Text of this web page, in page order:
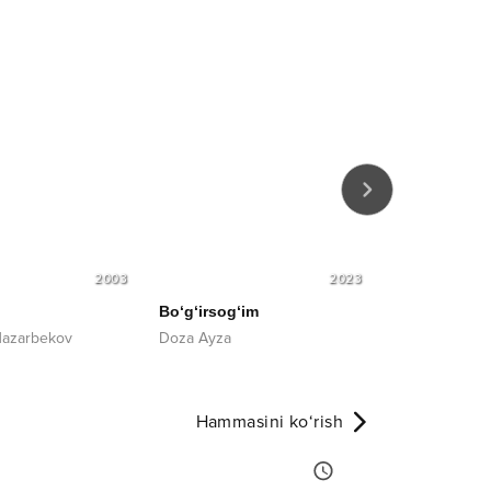
2003 2023
Bo‘g‘irsog‘im
Doza Ayza
Hammasini ko‘rish